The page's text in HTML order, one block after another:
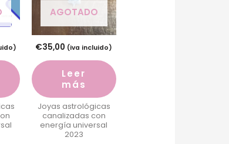
AGOTADO
€35,00 (iva incluido)
Leer
más
Joyas astrológicas
canalizadas con
energía universal
2023